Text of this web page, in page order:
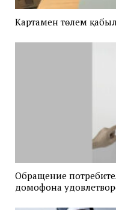
Картамен төлем
Обращение
домофона